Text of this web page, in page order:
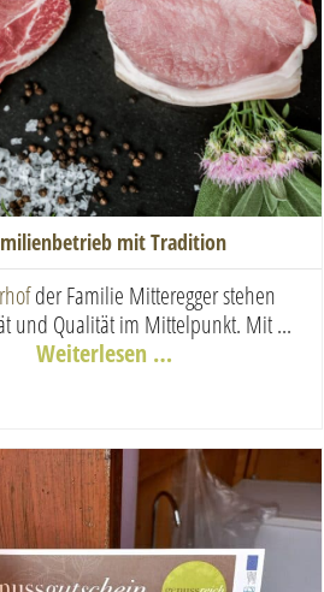
mit Tradition
der Familie Mitteregger stehen
und Qualität im Mittelpunkt. Mit ...
Weiterlesen …